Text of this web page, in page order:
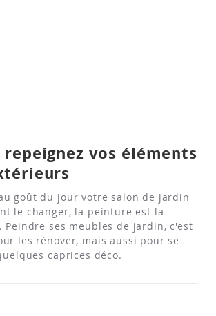
vos éléments
goût du jour votre salon de jardin
le changer, la peinture est la
ses meubles de jardin, c'est
les rénover, mais aussi pour se
caprices déco.